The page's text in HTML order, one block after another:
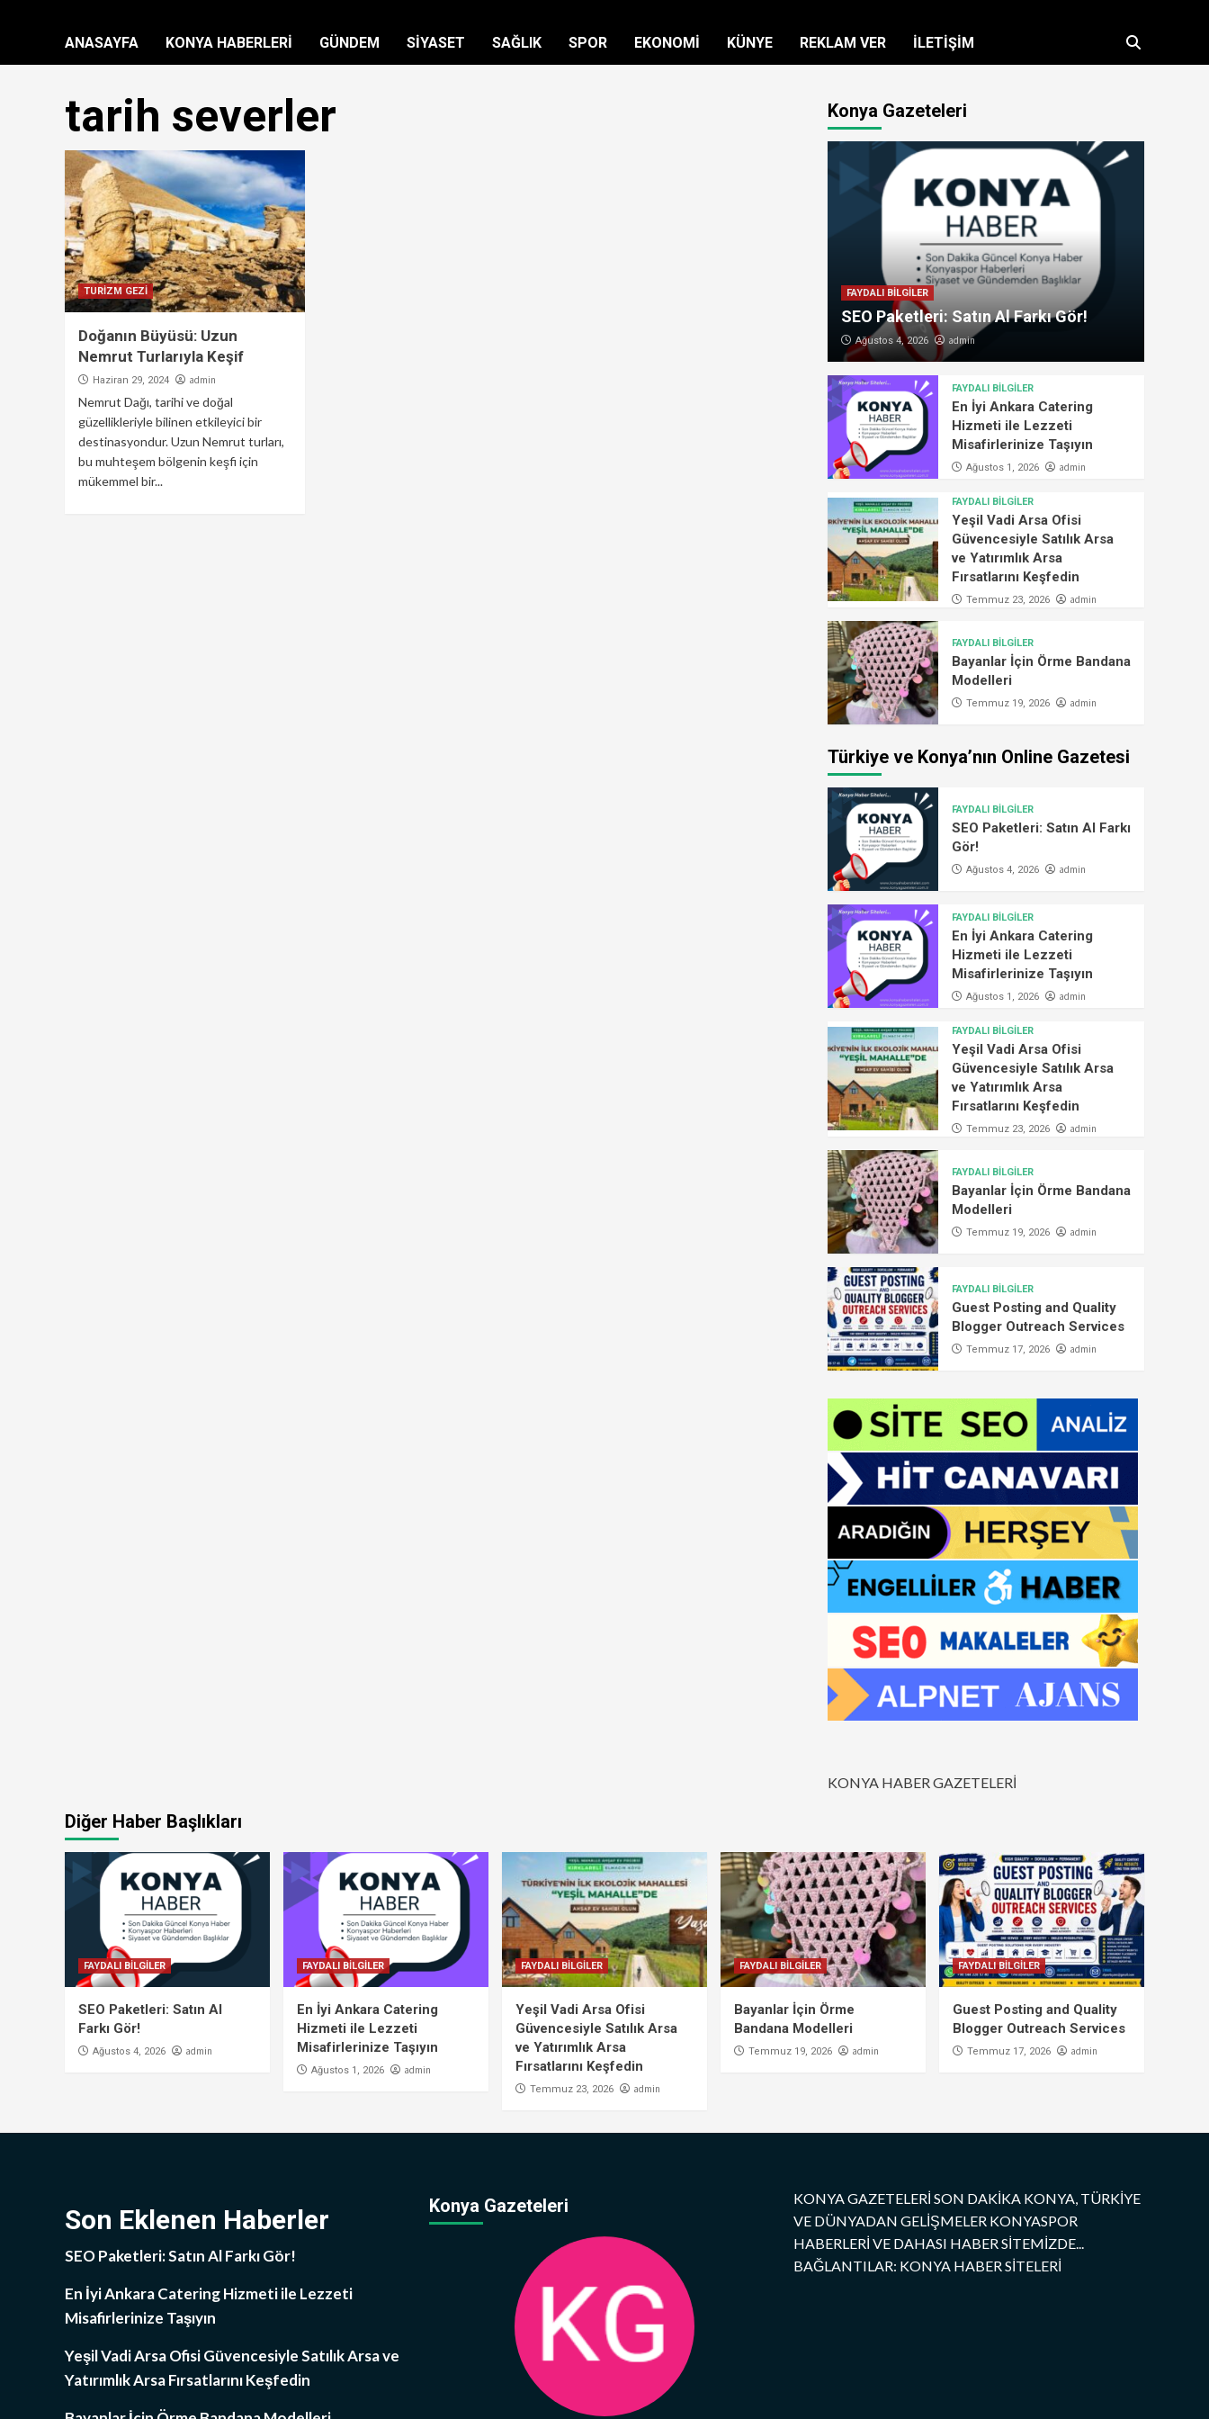
ANASAYFA KONYA HABERLERİ GÜNDEM SİYASET SAĞLIK SPOR EKONOMİ KÜNYE REKLAM VER İLETİŞİM
tarih severler
TURİZM GEZİ
Doğanın Büyüsü: Uzun
Nemrut Turlarıyla Keşif
Haziran 29, 2024 admin
Nemrut Dağı, tarihi ve doğal
güzellikleriyle bilinen etkileyici bir
destinasyondur. Uzun Nemrut turları,
bu muhteşem bölgenin keşfi için
mükemmel bir...
Konya Gazeteleri
FAYDALI BİLGİLER
SEO Paketleri: Satın Al Farkı Gör!
Ağustos 4, 2026 admin
FAYDALI BİLGİLER
En İyi Ankara Catering
Hizmeti ile Lezzeti
Misafirlerinize Taşıyın
Ağustos 1, 2026 admin
FAYDALI BİLGİLER
Yeşil Vadi Arsa Ofisi
Güvencesiyle Satılık Arsa
ve Yatırımlık Arsa
Fırsatlarını Keşfedin
Temmuz 23, 2026 admin
FAYDALI BİLGİLER
Bayanlar İçin Örme Bandana
Modelleri
Temmuz 19, 2026 admin
Türkiye ve Konya’nın Online Gazetesi
FAYDALI BİLGİLER
SEO Paketleri: Satın Al Farkı
Gör!
Ağustos 4, 2026 admin
FAYDALI BİLGİLER
En İyi Ankara Catering
Hizmeti ile Lezzeti
Misafirlerinize Taşıyın
Ağustos 1, 2026 admin
FAYDALI BİLGİLER
Yeşil Vadi Arsa Ofisi
Güvencesiyle Satılık Arsa
ve Yatırımlık Arsa
Fırsatlarını Keşfedin
Temmuz 23, 2026 admin
FAYDALI BİLGİLER
Bayanlar İçin Örme Bandana
Modelleri
Temmuz 19, 2026 admin
FAYDALI BİLGİLER
Guest Posting and Quality
Blogger Outreach Services
Temmuz 17, 2026 admin
KONYA HABER GAZETELERİ
Diğer Haber Başlıkları
FAYDALI BİLGİLER
SEO Paketleri: Satın Al
Farkı Gör!
Ağustos 4, 2026 admin
FAYDALI BİLGİLER
En İyi Ankara Catering
Hizmeti ile Lezzeti
Misafirlerinize Taşıyın
Ağustos 1, 2026 admin
FAYDALI BİLGİLER
Yeşil Vadi Arsa Ofisi
Güvencesiyle Satılık Arsa
ve Yatırımlık Arsa
Fırsatlarını Keşfedin
Temmuz 23, 2026 admin
FAYDALI BİLGİLER
Bayanlar İçin Örme
Bandana Modelleri
Temmuz 19, 2026 admin
FAYDALI BİLGİLER
Guest Posting and Quality
Blogger Outreach Services
Temmuz 17, 2026 admin
Son Eklenen Haberler
SEO Paketleri: Satın Al Farkı Gör!
En İyi Ankara Catering Hizmeti ile Lezzeti
Misafirlerinize Taşıyın
Yeşil Vadi Arsa Ofisi Güvencesiyle Satılık Arsa ve
Yatırımlık Arsa Fırsatlarını Keşfedin
Konya Gazeteleri
KONYA GAZETELERİ SON DAKİKA KONYA, TÜRKİYE
VE DÜNYADAN GELİŞMELER KONYASPOR
HABERLERİ VE DAHASI HABER SİTEMİZDE...
BAĞLANTILAR: KONYA HABER SİTELERİ